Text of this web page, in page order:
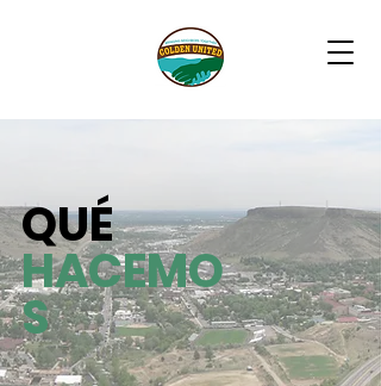
QUÉ
HACEMO
S